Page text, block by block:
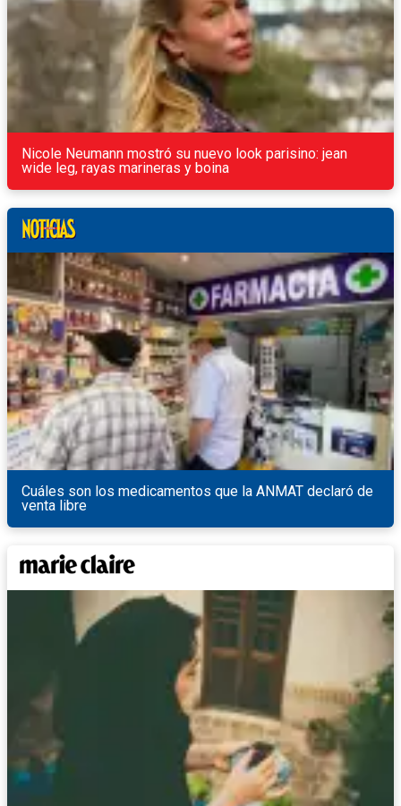
Nicole Neumann mostró su nuevo look parisino: jean
wide leg, rayas marineras y boina
Cuáles son los medicamentos que la ANMAT declaró de
venta libre